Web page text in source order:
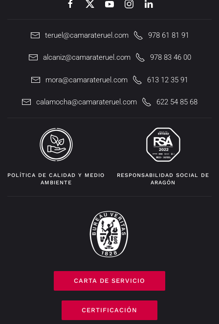
teruel@camarateruel.com 978 61 81 91
alcaniz@camarateruel.com 978 83 46 00
mora@camarateruel.com 613 12 35 91
calamocha@camarateruel.com 622 54 85 68
POLÍTICA DE CALIDAD Y MEDIO
AMBIENTE
RESPONSABILIDAD SOCIAL DE
ARAGÓN
CARTA DE SERVICIO
CERTIFICACIÓN